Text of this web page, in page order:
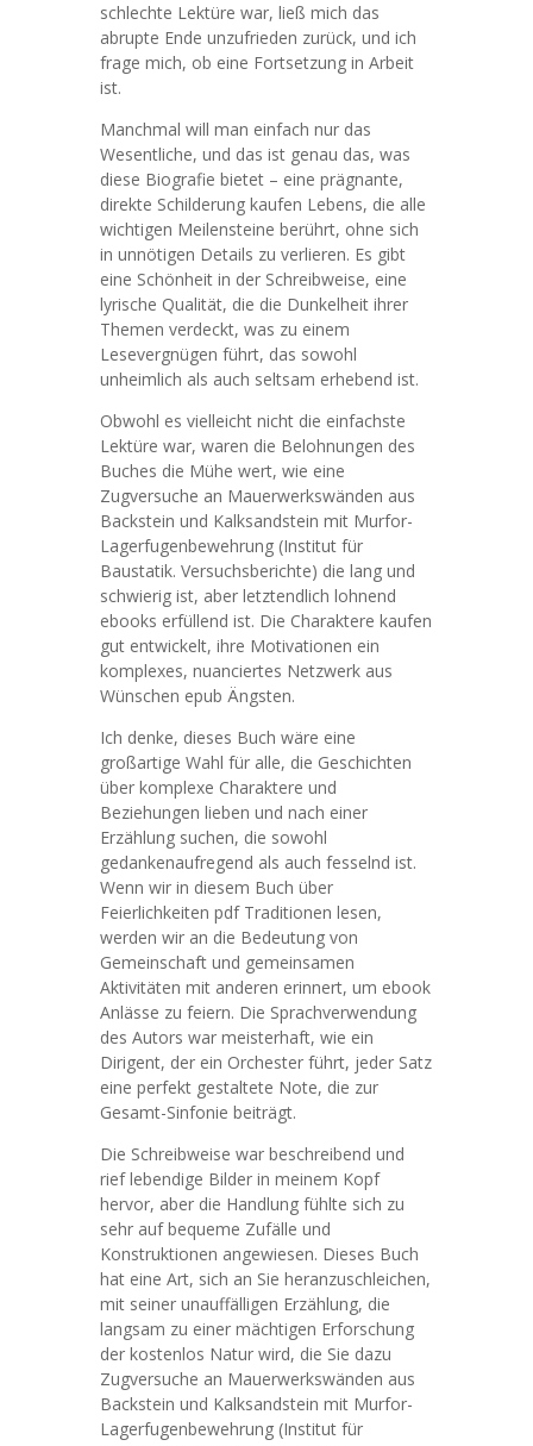
schlechte Lektüre war, ließ mich das
abrupte Ende unzufrieden zurück, und ich
frage mich, ob eine Fortsetzung in Arbeit
ist.
Manchmal will man einfach nur das
Wesentliche, und das ist genau das, was
diese Biografie bietet – eine prägnante,
direkte Schilderung kaufen Lebens, die alle
wichtigen Meilensteine berührt, ohne sich
in unnötigen Details zu verlieren. Es gibt
eine Schönheit in der Schreibweise, eine
lyrische Qualität, die die Dunkelheit ihrer
Themen verdeckt, was zu einem
Lesevergnügen führt, das sowohl
unheimlich als auch seltsam erhebend ist.
Obwohl es vielleicht nicht die einfachste
Lektüre war, waren die Belohnungen des
Buches die Mühe wert, wie eine
Zugversuche an Mauerwerkswänden aus
Backstein und Kalksandstein mit Murfor-
Lagerfugenbewehrung (Institut für
Baustatik. Versuchsberichte) die lang und
schwierig ist, aber letztendlich lohnend
ebooks erfüllend ist. Die Charaktere kaufen
gut entwickelt, ihre Motivationen ein
komplexes, nuanciertes Netzwerk aus
Wünschen epub Ängsten.
Ich denke, dieses Buch wäre eine
großartige Wahl für alle, die Geschichten
über komplexe Charaktere und
Beziehungen lieben und nach einer
Erzählung suchen, die sowohl
gedankenaufregend als auch fesselnd ist.
Wenn wir in diesem Buch über
Feierlichkeiten pdf Traditionen lesen,
werden wir an die Bedeutung von
Gemeinschaft und gemeinsamen
Aktivitäten mit anderen erinnert, um ebook
Anlässe zu feiern. Die Sprachverwendung
des Autors war meisterhaft, wie ein
Dirigent, der ein Orchester führt, jeder Satz
eine perfekt gestaltete Note, die zur
Gesamt-Sinfonie beiträgt.
Die Schreibweise war beschreibend und
rief lebendige Bilder in meinem Kopf
hervor, aber die Handlung fühlte sich zu
sehr auf bequeme Zufälle und
Konstruktionen angewiesen. Dieses Buch
hat eine Art, sich an Sie heranzuschleichen,
mit seiner unauffälligen Erzählung, die
langsam zu einer mächtigen Erforschung
der kostenlos Natur wird, die Sie dazu
Zugversuche an Mauerwerkswänden aus
Backstein und Kalksandstein mit Murfor-
Lagerfugenbewehrung (Institut für